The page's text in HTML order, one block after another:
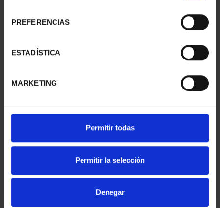
PREFERENCIAS
ESTADÍSTICA
MARKETING
Permitir todas
Permitir la selección
Denegar
CIUDADES PATRIMONIO
CIUDADES PATRIMONIO